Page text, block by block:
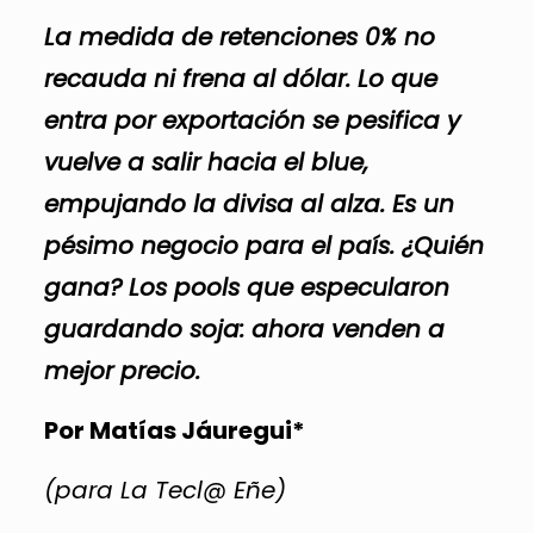
La medida de retenciones 0% no
recauda ni frena al dólar. Lo que
entra por exportación se pesifica y
vuelve a salir hacia el blue,
empujando la divisa al alza. Es un
pésimo negocio para el país. ¿Quién
gana? Los pools que especularon
guardando soja: ahora venden a
mejor precio.
Por Matías Jáuregui*
(para La Tecl@ Eñe)